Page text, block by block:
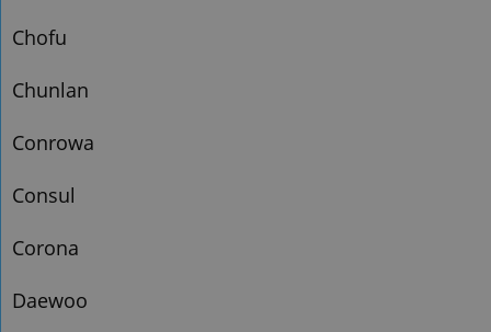
Chofu
Chunlan
Conrowa
Consul
Corona
Daewoo